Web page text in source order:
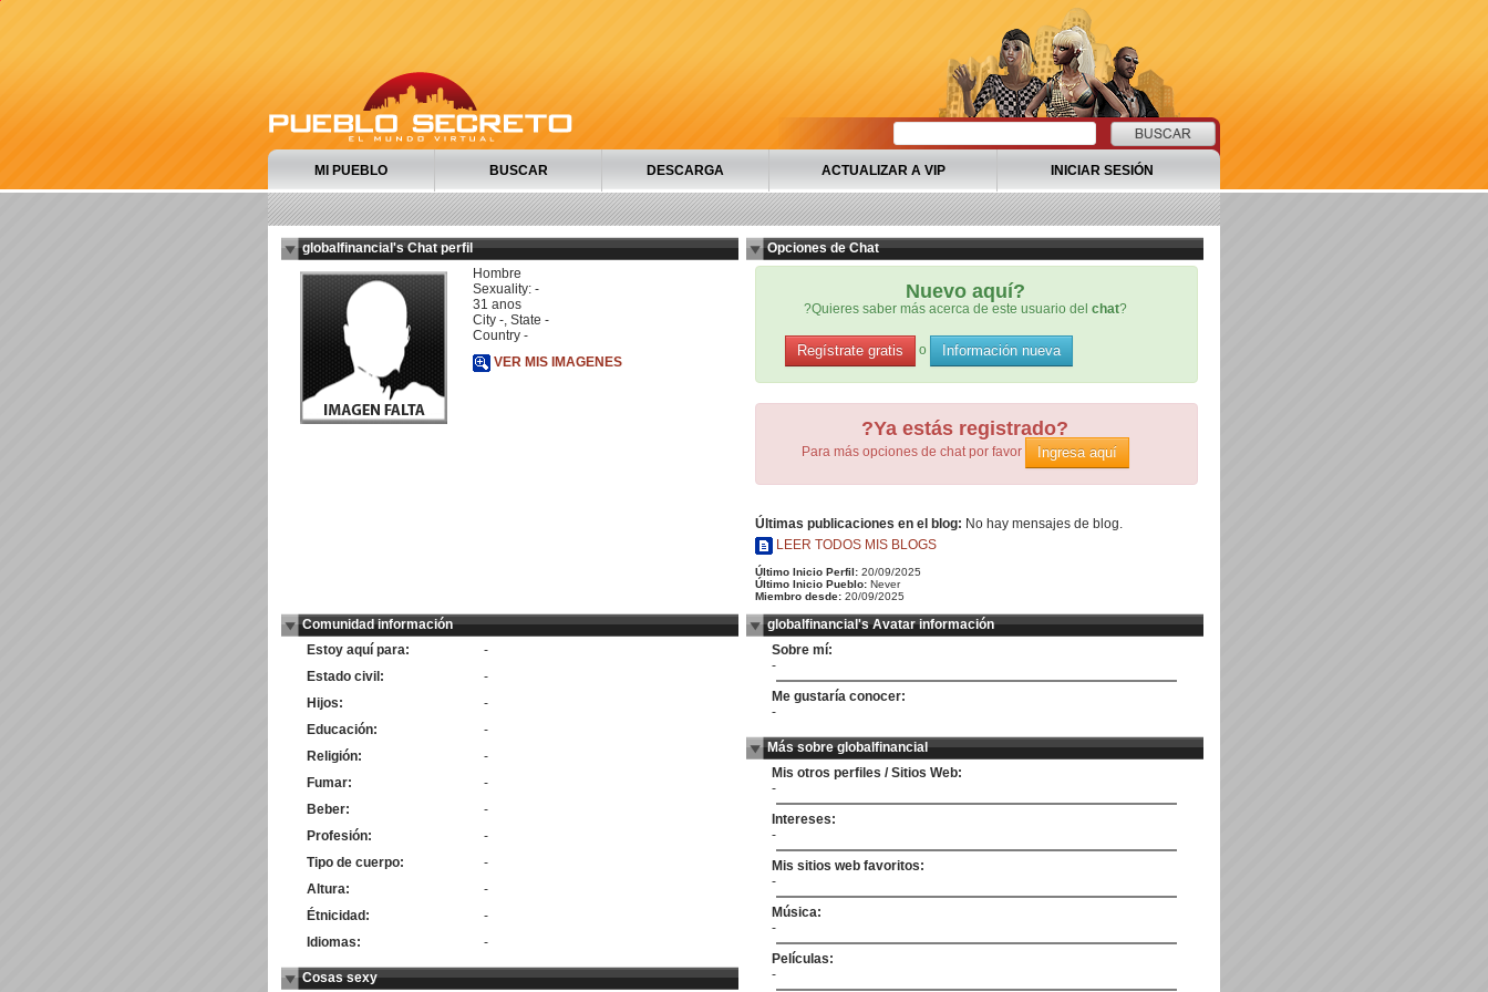
MI PUEBLO BUSCAR DESCARGA ACTUALIZAR A VIP INICIAR SESIÓN
globalfinancial's Chat perfil
Hombre
Sexuality: -
31 anos
City -, State -
Country -
VER MIS IMAGENES
Opciones de Chat
Nuevo aquí?
?Quieres saber más acerca de este usuario del chat?
Regístrate gratis o Información nueva
?Ya estás registrado?
Para más opciones de chat por favor Ingresa aquí
Últimas publicaciones en el blog: No hay mensajes de blog.
LEER TODOS MIS BLOGS
Último Inicio Perfil: 20/09/2025
Último Inicio Pueblo: Never
Miembro desde: 20/09/2025
Comunidad información
Estoy aquí para:
-
Estado civil:
-
Hijos:
-
Educación:
-
Religión:
-
Fumar:
-
Beber:
-
Profesión:
-
Tipo de cuerpo:
-
Altura:
-
Étnicidad:
-
Idiomas:
-
Cosas sexy
globalfinancial's Avatar información
Sobre mí:
-
Me gustaría conocer:
-
Más sobre globalfinancial
Mis otros perfiles / Sitios Web:
-
Intereses:
-
Mis sitios web favoritos:
-
Música:
-
Películas:
-